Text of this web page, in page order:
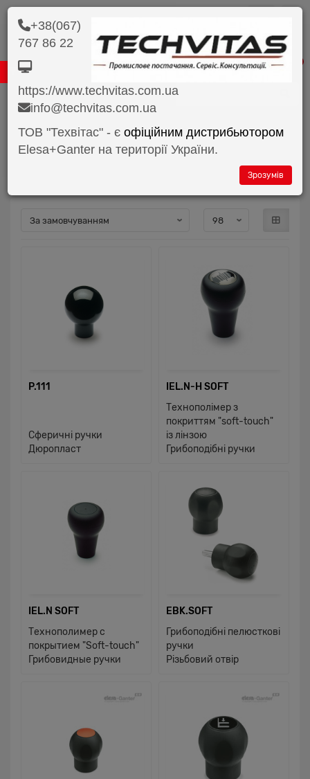
0 800 33 45 98
0 67 890 62 62
Продукція
Ручки нерухомі та обертові Ручки нерухомі і обертові Обер..
Ручки нерухомі та обертові Ручки
нерухомі і обертові Обертові ручки
P.111
Сферичні ручки
Дюропласт
IEL.N-H SOFT
Технополімер з
покриттям "soft-touch"
із лінзою
Грибоподібні ручки
IEL.N SOFT
Технополимер с
покрытием "Soft-touch"
Грибовидные ручки
EBK.SOFT
Грибоподібні пелюсткові
ручки
Різьбовий отвір
+38(067)
767 86 22
https://www.techvitas.com.ua
info@techvitas.com.ua
ТОВ "Техвітас" - єофіційним дистрибьютором
Elesa+Ganter на території України.
Зрозумів